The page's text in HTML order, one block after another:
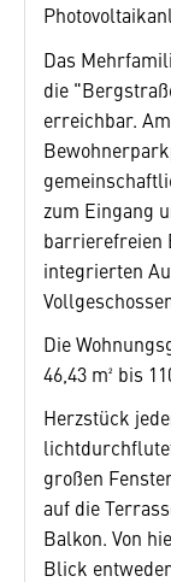
Das
die
erreichbar.
zum Eingang
barrierefreien
integrierten
Die
46,43 m² bis
Herzstück
großen
auf die
Balkon. Von
Blick